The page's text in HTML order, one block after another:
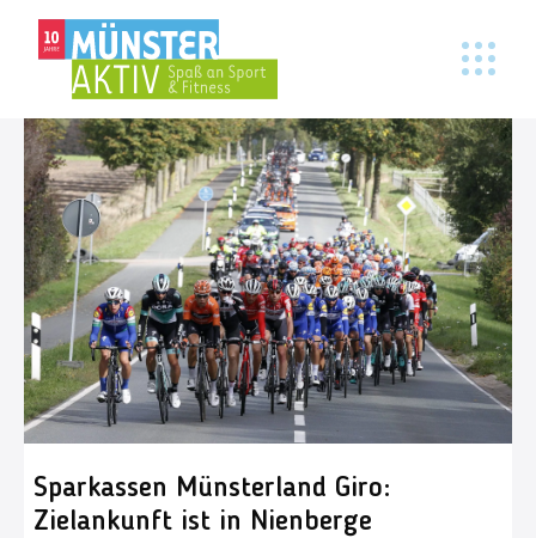
Sparkassen Münsterland Giro:
Zielankunft ist in Nienberge